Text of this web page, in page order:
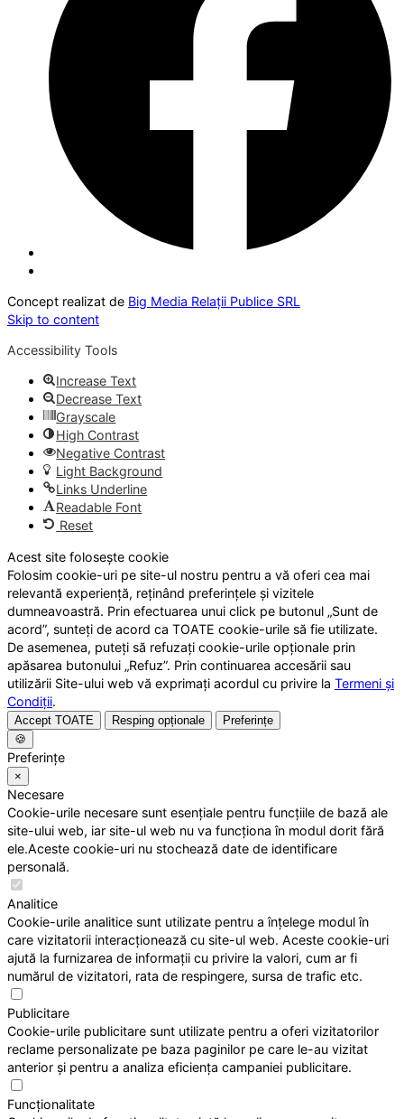
Concept realizat de Big Media Relații Publice SRL
Skip to content
Accessibility Tools
Increase Text
Decrease Text
Grayscale
High Contrast
Negative Contrast
Light Background
Links Underline
Readable Font
Reset
Acest site folosește cookie
Folosim cookie-uri pe site-ul nostru pentru a vă oferi cea mai
relevantă experiență, reținând preferințele și vizitele
dumneavoastră. Prin efectuarea unui click pe butonul „Sunt de
acord”, sunteți de acord ca TOATE cookie-urile să fie utilizate.
De asemenea, puteți să refuzați cookie-urile opționale prin
apăsarea butonului „Refuz”. Prin continuarea accesării sau
utilizării Site-ului web vă exprimați acordul cu privire la Termeni și
Condiții.
Accept TOATE Resping opționale
Preferințe
🍪
Preferințe
×
Necesare
Cookie-urile necesare sunt esențiale pentru funcțiile de bază ale
site-ului web, iar site-ul web nu va funcționa în modul dorit fără
ele.Aceste cookie-uri nu stochează date de identificare
personală.
Analitice
Cookie-urile analitice sunt utilizate pentru a înțelege modul în
care vizitatorii interacționează cu site-ul web. Aceste cookie-uri
ajută la furnizarea de informații cu privire la valori, cum ar fi
numărul de vizitatori, rata de respingere, sursa de trafic etc.
Publicitare
Cookie-urile publicitare sunt utilizate pentru a oferi vizitatorilor
reclame personalizate pe baza paginilor pe care le-au vizitat
anterior și pentru a analiza eficiența campaniei publicitare.
Funcționalitate